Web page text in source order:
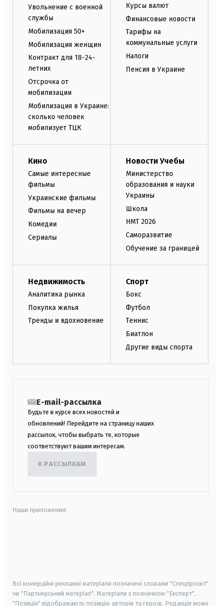
Увольнение с военной
службы
Мобилизация 50+
Мобилизация женщин
Контракт для 18-24-
летних
Отсрочка от
мобилизации
Мобилизация в Украине:
сколько человек
мобилизует ТЦК
Курсы валют
Финансовые новости
Тарифы на
коммунальные услуги
Налоги
Пенсия в Украине
Кино
Самые интересные
фильмы
Украинские фильмы
Фильмы на вечер
Комедии
Сериалы
Новости Учебы
Министерство
образования и науки
Украины
Школа
НМТ 2026
Саморазвитие
Обучение за границей
Недвижимость
Аналитика рынка
Покупка жилья
Тренды и вдохновение
Спорт
Бокс
Футбол
Теннис
Биатлон
Другие виды спорта
E-mail-рассылка
Будьте в курсе всех новостей и
обновлений! Перейдите на страницу наших
рассылок, чтобы выбрать те, которые
соответствуют вашим интересам.
К РАССЫЛКАМ
Наши приложения:
Всі комерційні рекламні матеріали позначені словами "Спецпроєкт"
чи "Партнерський матеріал". Матеріали з позначкою "Експерт",
"Позиція" відображають позицію авторів та героїв. Редакція може